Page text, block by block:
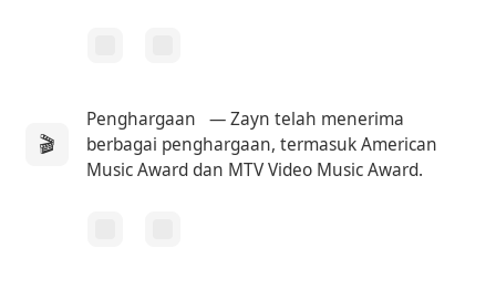
🎬
Penghargaan
— Zayn telah menerima
berbagai penghargaan, termasuk American
Music Award dan MTV Video Music Award.